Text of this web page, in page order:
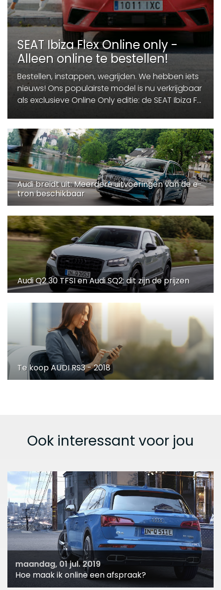
SEAT Ibiza Flex Online only -
Alleen online te bestellen!
Bestellen, instappen, wegrijden. We hebben iets
nieuws! Ons populairste model is nu verkrijgbaar
als exclusieve Online Only editie: de SEAT Ibiza F...
Audi breidt uit: Meerdere uitvoeringen van de e-
tron beschikbaar
Audi Q2 30 TFSI en Audi SQ2: dit zijn de prijzen
Te koop AUDI RS3 - 2018
Ook interessant voor jou
maandag, 01 jul. 2019
Hoe maak ik online een afspraak?